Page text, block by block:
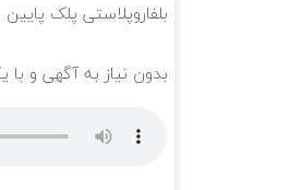
بلفاروپلاستی پلک پایین با ۱۰ میلیون تخفیف فقط 3۵
بدون نیاز به آگهی و با